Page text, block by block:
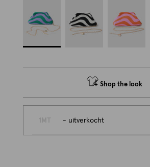
Shop the look
- uitverkocht